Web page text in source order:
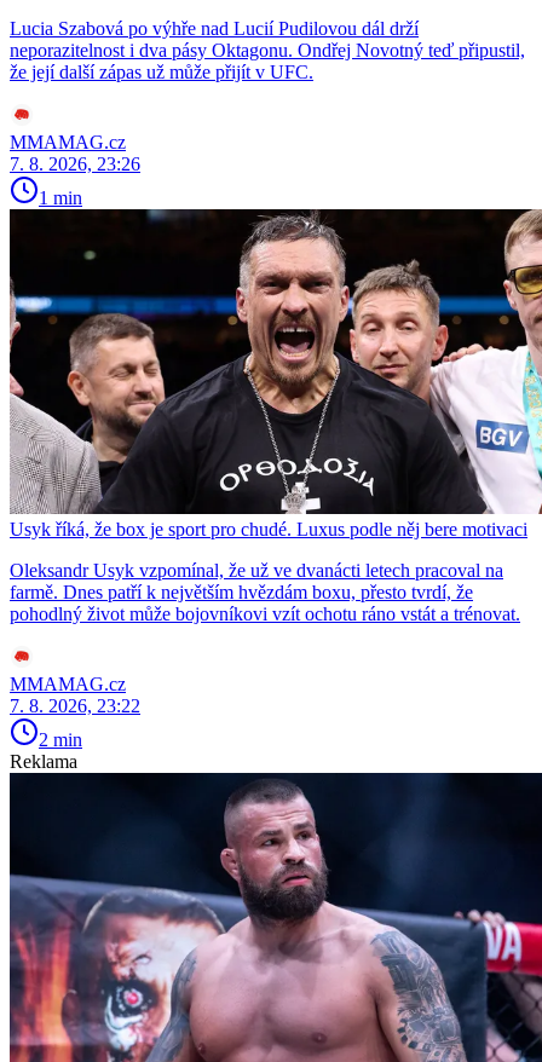
Lucia Szabová po výhře nad Lucií Pudilovou dál drží
neporazitelnost i dva pásy Oktagonu. Ondřej Novotný teď připustil,
že její další zápas už může přijít v UFC.
MMAMAG.cz
7. 8. 2026, 23:26
1 min
Usyk říká, že box je sport pro chudé. Luxus podle něj bere motivaci
Oleksandr Usyk vzpomínal, že už ve dvanácti letech pracoval na
farmě. Dnes patří k největším hvězdám boxu, přesto tvrdí, že
pohodlný život může bojovníkovi vzít ochotu ráno vstát a trénovat.
MMAMAG.cz
7. 8. 2026, 23:22
2 min
Reklama